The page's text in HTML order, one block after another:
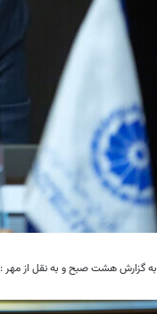
به گزارش هشت صبح و به نقل از مهر :